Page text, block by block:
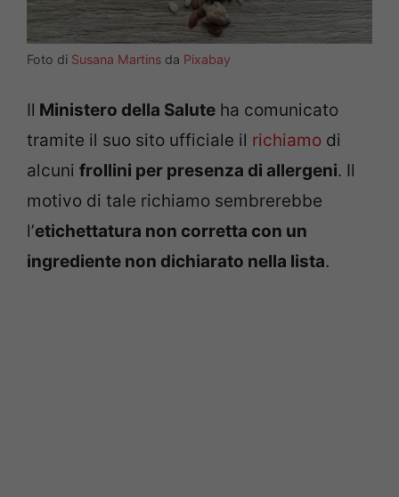
Foto di Susana Martins da Pixabay
Il Ministero della Salute ha comunicato
tramite il suo sito ufficiale il richiamo di
alcuni frollini per presenza di allergeni. Il
motivo di tale richiamo sembrerebbe
l’etichettatura non corretta con un
ingrediente non dichiarato nella lista.